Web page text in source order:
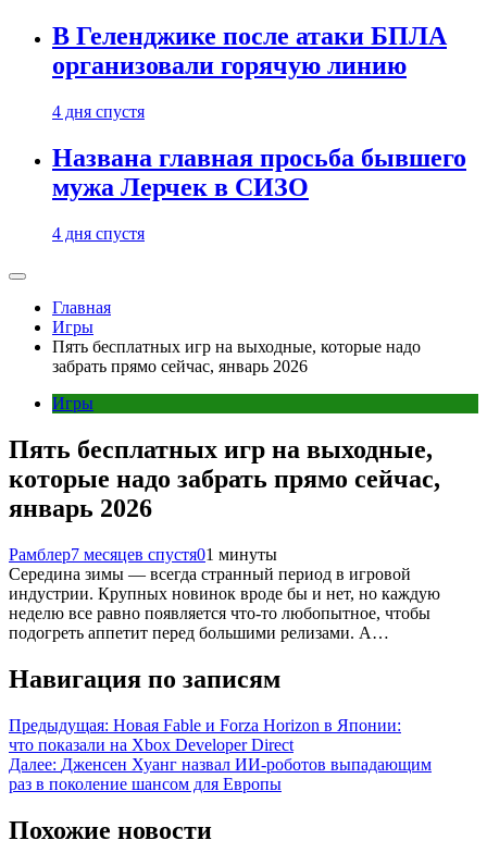
В Геленджике после атаки БПЛА
организовали горячую линию
4 дня спустя
Названа главная просьба бывшего
мужа Лерчек в СИЗО
4 дня спустя
Главная
Игры
Пять бесплатных игр на выходные, которые надо
забрать прямо сейчас, январь 2026
Игры
Пять бесплатных игр на выходные,
которые надо забрать прямо сейчас,
январь 2026
Рамблер7 месяцев спустя01 минуты
Середина зимы — всегда странный период в игровой
индустрии. Крупных новинок вроде бы и нет, но каждую
неделю все равно появляется что-то любопытное, чтобы
подогреть аппетит перед большими релизами. А…
Навигация по записям
Предыдущая: Новая Fable и Forza Horizon в Японии:
что показали на Xbox Developer Direct
Далее: Дженсен Хуанг назвал ИИ-роботов выпадающим
раз в поколение шансом для Европы
Похожие новости